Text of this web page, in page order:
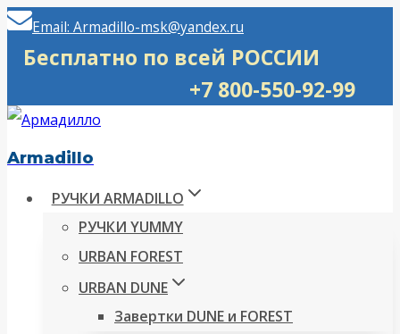
Перейти
Email: Armadillo-msk@yandex.ru
Бесплатно по всей РОССИИ
+7 800-550-92-99
Armadillo
РУЧКИ ARMADILLO
РУЧКИ YUMMY
URBAN FOREST
URBAN DUNE
Завертки DUNE и FOREST